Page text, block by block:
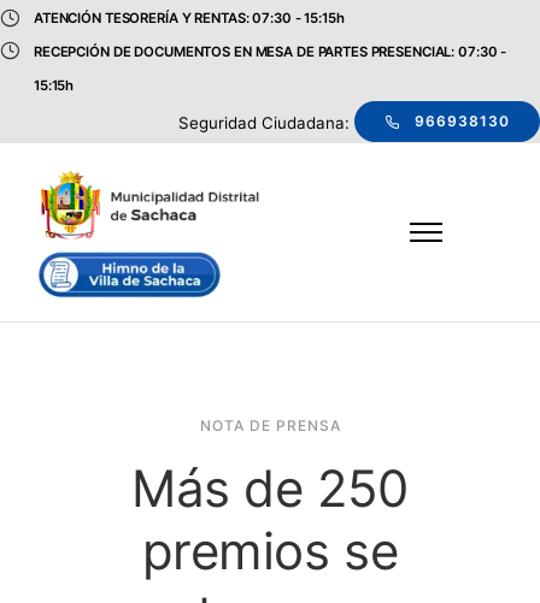
ATENCIÓN TESORERÍA Y RENTAS: 07:30 - 15:15h
RECEPCIÓN DE DOCUMENTOS EN MESA DE PARTES PRESENCIAL: 07:30 -
15:15h
Seguridad Ciudadana: 966938130
NOTA DE PRENSA
Más de 250
premios se